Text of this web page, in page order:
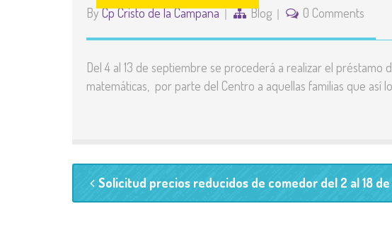
ByCp Cristo de la Campana Blog 0 Comments
Del 4 al 13 de septiembre se procederá a realizar el
matemáticas, por parte del Centro a aquellas familias que así
Solicitud precios reducidos de comedor del 2 al 18